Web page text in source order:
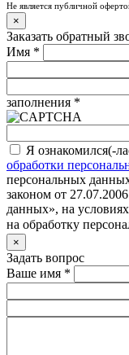
Не является публичной
×
Заказать обратный
Имя *
заполнения *
Я ознакомился(-
обработки
персональных
законом от
данных», на
на обработку
×
Задать вопрос
Ваше имя *